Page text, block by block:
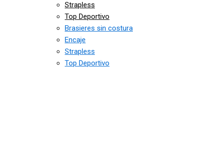
Strapless
Top Deportivo
Brasieres sin costura
Encaje
Strapless
Top Deportivo